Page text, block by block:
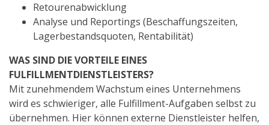
Retourenabwicklung
Analyse und Reportings (Beschaffungszeiten,
Lagerbestandsquoten, Rentabilität)
WAS SIND DIE VORTEILE EINES
FULFILLMENTDIENSTLEISTERS?
Mit zunehmendem Wachstum eines Unternehmens
wird es schwieriger, alle Fulfillment-Aufgaben selbst zu
übernehmen. Hier können externe Dienstleister helfen,